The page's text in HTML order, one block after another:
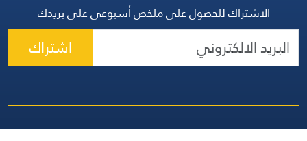
الاشتراك للحصول على ملخص أسبوعي على بريدك
اشتراك